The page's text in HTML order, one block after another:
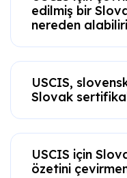
edilmiş bir
nereden
USCIS,
Slovak
USCIS için
özetini